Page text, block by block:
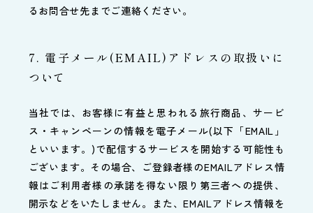
るお問合せ先までご連絡ください。
7. 電子メール(EMAIL)アドレスの取扱いに
ついて
当社では、お客様に有益と思われる旅行商品、サービ
ス・キャンペーンの情報を電子メール(以下「EMAIL」
といいます。)で配信するサービスを開始する可能性も
ございます。その場合、ご登録者様のEMAILアドレス情
報はご利用者様の承諾を得ない限り第三者への提供、
開示などをいたしません。また、EMAILアドレス情報を